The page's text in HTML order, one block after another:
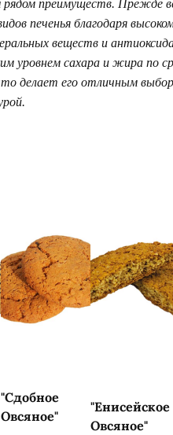
рядом преимуществ. Прежде
печенья благодаря
веществ и
уровнем сахара и жира по
делает его отличным
"Сдобное
Овсяное"
"Енисейское
Овсяное"